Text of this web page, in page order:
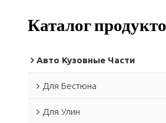
Каталог
Авто Кузовные Части
Для Бестюна
Для Улин